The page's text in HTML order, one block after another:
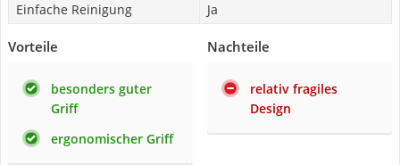
Einfache Reinigung
Ja
Vorteile
besonders guter
Griff
ergonomischer Griff
Nachteile
relativ fragiles
Design